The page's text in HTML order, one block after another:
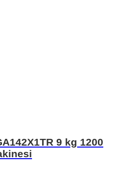
9 kg 1200